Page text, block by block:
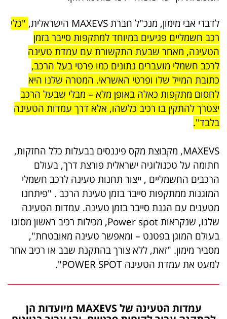
לדברי אבי מימון, מנכ"ל חברת MAXEVS הישראלית,
"כלי
רכב חשמליים פגיעים במיוחד למתקפות סייבר בזמן
הטעינה, מאחר שבעת התקשורת עם עמדת טעינה
לרכב חשמלי מועברים נתונים כמו פרטי בעל הרכב,
כתובת המייל שלו ופרטי האשראי. המטרה שלנו היא
לחסום מתקפות כאלה באופן מלא – מבלי שבעל הרכב
יצטרך להתקין בו רכיב כלשהו, אלא דרך עמדות הטעינה
בלבד".
MAXEVS, מקבוצת מקס פיננסים בבעלות כלל החזקות,
חתומה על טכנולוגיה ישראלית פורצת דרך, בעולם
הרכבים החשמליים , ייצור תחנות טעינה לרכב חשמלי
המוגנות ממתקפות סייבר בזמן טעינת הרכב . "פיתחנו
מטענים עם הגנת סייבר בזמן טעינה. עמדות הטעינה
שלנו, שנקראות Power spot, מכילות רכיב ראשון מסוגו
בעולם המוגן בפטנט – ומאפשר טעינה מאובטחת",
מסביר מימון. "זאת, ללא צורך בהתקנת שבב או רכיב אחר
למעט את עמדת הטעינה POWER SPOT".
עמדות הטעינה של MAXEVS מיועדות הן